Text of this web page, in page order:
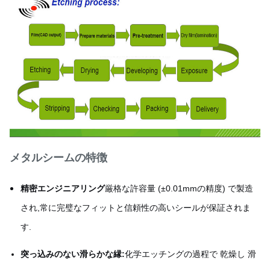
メタルシームの特徴
精密エンジニアリング厳格な許容量 (±0.01mmの精度) で製造
され,常に完璧なフィットと信頼性の高いシールが保証されま
す.
突っ込みのない滑らかな縁:化学エッチングの過程で 乾燥し 滑